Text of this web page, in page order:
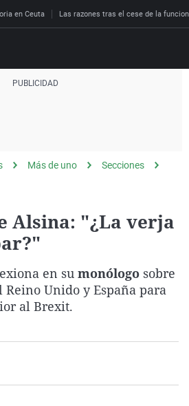
en Ceuta Las razones tras el cese de la
La brújula
Radioestadio noche
El colegio invisible
Gente viajera
El viaje del Guernica
Prohibido morirse
Esto no ha pasado
Retornados
Cantabria
Comunidad de Madrid
Comunitat Valenciana
Galicia
Motor
Cultura
Gastronomía
Medio ambiente
Televisión
Más de uno
Secciones
Alsina: "¿La verja
en su monólogo sobre
Unido y España para
al Brexit.